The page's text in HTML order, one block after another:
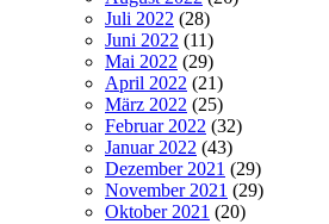
Juli 2022 (28)
Juni 2022 (11)
Mai 2022 (29)
April 2022 (21)
März 2022 (25)
Februar 2022 (32)
Januar 2022 (43)
Dezember 2021 (29)
November 2021 (29)
Oktober 2021 (20)